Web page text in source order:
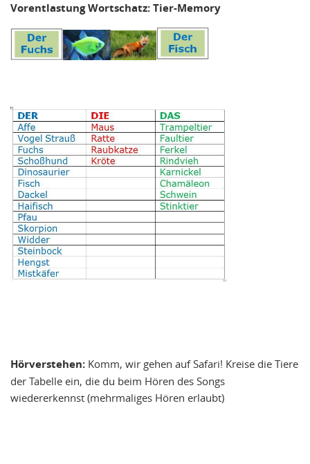
VorentlastungWortschatz: Tier-Memory
Hörverstehen: Komm, wir gehen auf Safari! Kreise die Tiere
der Tabelle ein, die du beim Hören des Songs
wiedererkennst (mehrmaliges Hören erlaubt)